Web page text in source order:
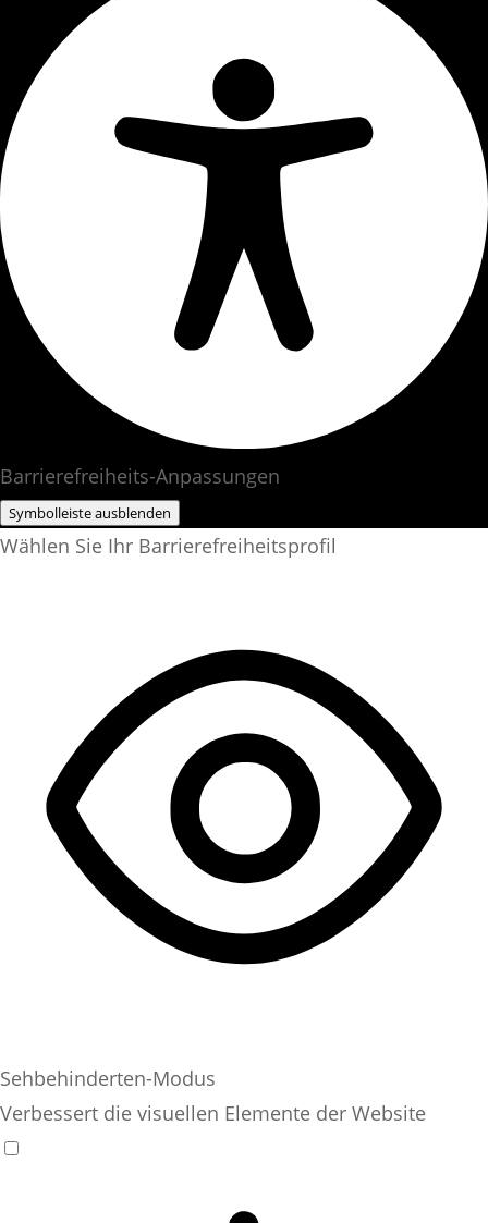
Barrierefreiheits-Anpassungen
Symbolleiste ausblenden
Wählen Sie Ihr Barrierefreiheitsprofil
Sehbehinderten-Modus
Verbessert die visuellen Elemente der Website